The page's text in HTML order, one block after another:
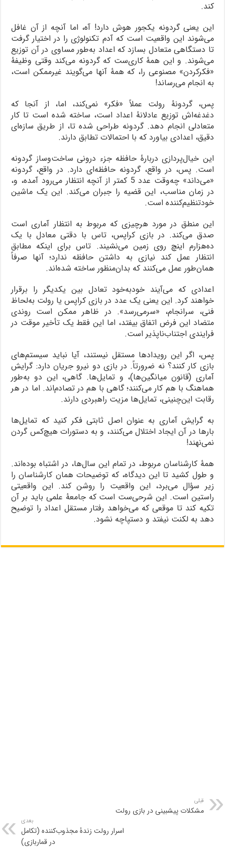
کند.
این یعنی گردونه یکجور هوش دارد! آه، اما آنچه از آن غافل
می‌شوند این واقعیت است که آدم تکنولوژی را در اختیار گرفت
تا دستگاهی متعادل بسازد که اعداد به‌طور مساوی در آن توزیع
می‌شوند. و این همۀ کاری‌ست که گردونه می‌کند وقتی وظیفۀ
«فکرکردن» مصنوعی را، که همۀ آنها می‌گویند غیرممکن است،
به انجام می‌رساند!
پس، گردونۀ رولت عملاً «فکر» نمی‌کند، اما، از آنجا که
دغدغه‌اش توزیع عادلانۀ اعداد است، ساخته شده است تا کار
متعادلی انجام دهد. گردونه طراحی شده تا، از طریق سازه‌ای
دقیق، اعدادی بیاورد که با احتمالات تطابق دارند.
این خیال‌پردازی دربارۀ حافظه جزء درونی ساخت‌وساز گردونه
است. پس، در واقع، گردونه حافظه‌ای دارد. در واقع، گردونه
«می‌داند» چه‌وقت عدد 5 کمتر از آنچه انتظار می‌رود آمده، و،
در زمان مناسب، این قضیه را جبران می‌کند. این یک ماشین
خودتنظیم‌کننده است.
این منطق در مورد هرچیزی که مربوط به انتظار آماری است
صدق می‌کند. در بازی کراپس، تاس با دقتی معادل با یک
ده‌هزارم اینچ روی زمین می‌نشیند. تاس برای اینکه مطابق
انتظار عمل کند نیازی به داشتن حافظه ندارد؛ آنها صرفاً
همان‌طور عمل می‌کنند که بدان‌منظور ساخته شده‌اند.
اعدادی که می‌آیند خودبه‌خود تعادل بین یکدیگر را برقرار
خواهند کرد. این یعنی یک عدد در بازی کراپس یا رولت به‌لحاظ
فنی، سرانجام، «سرمی‌رسد». در ظاهر ممکن است روندی
متضاد این فرض اتفاق بیفتد، اما این فقط یک تأخیر موقت در
فرایندی اجتناب‌ناپذیر است.
پس، اگر این رویدادها مستقل نیستند، آیا نباید سیستم‌های
بازی کار کنند؟ نه ضرورتاً. در بازی دو نیرو جریان دارد: گرایش
آماری (قانون میانگین‌ها)، و تمایل‌ها. گاهی، این دو به‌طور
هماهنگ با هم کار می‌کنند؛ گاهی با هم در تصادم‌اند. اما در هر
رقابت این‌چنینی، تمایل‌ها مزیت راهبردی دارند.
به گرایش آماری به عنوان اصل ثابتی فکر کنید که تمایل‌ها
بارها در آن ایجاد اختلال می‌کنند، و به دستورات هیچ‌کس گردن
نمی‌نهند!
همۀ کارشناسان مربوط، در تمام این سال‌ها، در اشتباه بوده‌اند.
و طول کشید تا این دیدگاه، که توضیحات همان کارشناسان را
زیر سؤال می‌برد، این واقعیت را روشن کند. این واقعیتی
راستین است. این شرحی‌ست است که جامعۀ علمی باید بر آن
تکیه کند تا موقعی که می‌خواهد رفتار مستقل اعداد را توضیح
دهد به لکنت نیفتد و دستپاچه نشود.
قبلی
مشکلات پیشبینی در بازی رولت
بعدی
اسرار رولت زندۀ مجذوب‌کننده (تکامل
در قماربازی)